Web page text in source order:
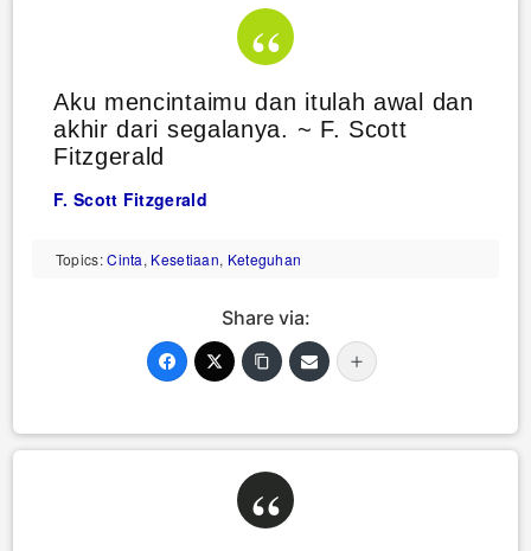
Aku mencintaimu dan itulah awal dan
akhir dari segalanya. ~ F. Scott
Fitzgerald
F. Scott Fitzgerald
Topics:Cinta, Kesetiaan, Keteguhan
Share via: